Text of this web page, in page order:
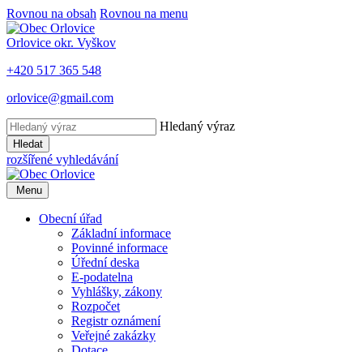
Rovnou na obsah Rovnou na menu
Orlovice okr. Vyškov
+420 517 365 548
orlovice@gmail.com
Hledaný výraz
Hledat
rozšířené vyhledávání
Menu
Obecní úřad
Základní informace
Povinné informace
Úřední deska
E-podatelna
Vyhlášky, zákony
Rozpočet
Registr oznámení
Veřejné zakázky